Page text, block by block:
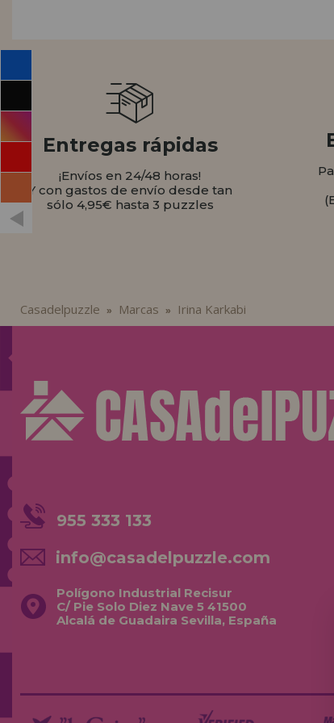
955 333 133
info@casadelpuzzle.com
Entregas rápidas
¡Envíos en 24/48 horas!
Y con gastos de envío desde tan
sólo 4,95€ hasta 3 puzzles
Casadelpuzzle » Marcas » Irina Karkabi
955 333 133
info@casadelpuzzle.com
Polígono Industrial Recisur
C/ Pie Solo Diez Nave 5 41500
Alcalá de Guadaira Sevilla, España